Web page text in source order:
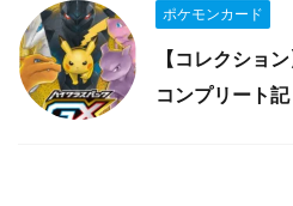
ポケモンカード
【コレクショ
コンプリート記